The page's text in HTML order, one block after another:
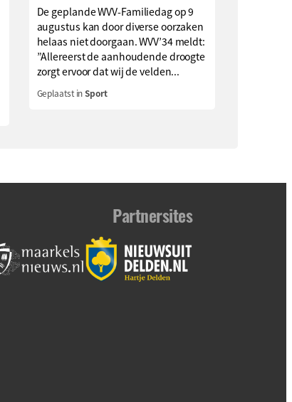
De geplande WVV-Familiedag op 9
augustus kan door diverse oorzaken
helaas niet doorgaan. WVV’34 meldt:
”Allereerst de aanhoudende droogte
zorgt ervoor dat wij de velden...
Geplaatst inSport
Partnersites